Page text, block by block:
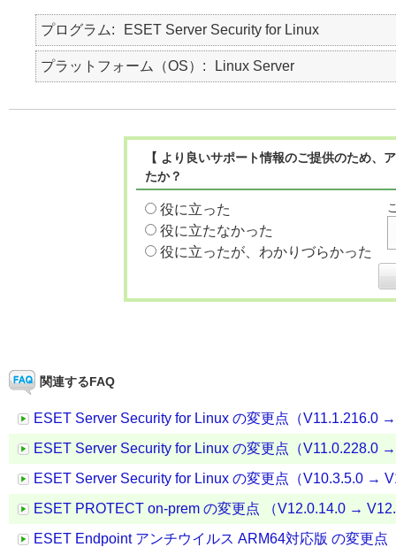
プログラム ESET Server Security for Linux
プラットフォーム（OS） Linux Server
【 より良いサポート情報のご提供のため
たか？
役に立った
役に立たなかった
役に立ったが、わかりづらかった
関連するFAQ
ESET Server Security for Linux の変更点（V11.1.216.0
ESET Server Security for Linux の変更点（V11.0.228.0
ESET Server Security for Linux の変更点（V10.3.5.0 →
ESET PROTECT on-prem の変更点 （V12.0.14.0 →
ESET Endpoint アンチウイルス ARM64対応版 の変更